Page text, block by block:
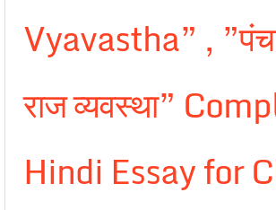
Vyavastha” ,
राज व्यवस्था”
Hindi Essay for